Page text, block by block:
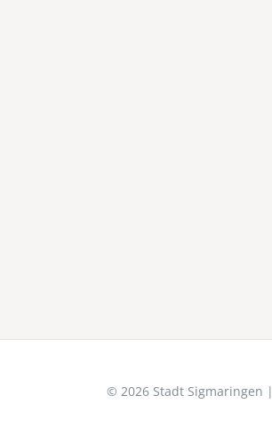
© 2026 Stadt Sigmaringen |